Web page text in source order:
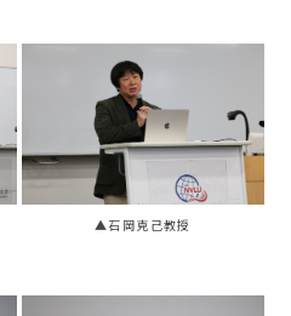
▲石岡克己教授